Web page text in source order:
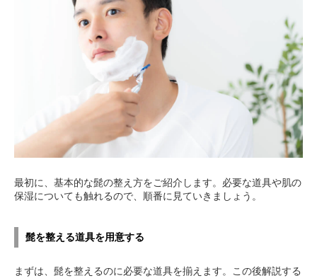
最初に、基本的な髭の整え方をご紹介します。必要な道具や肌の
保湿についても触れるので、順番に見ていきましょう。
髭を整える道具を用意する
まずは、髭を整えるのに必要な道具を揃えます。この後解説する